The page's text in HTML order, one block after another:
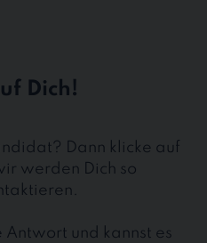
Dich!
Dann klicke auf
werden Dich so
Antwort und kannst es